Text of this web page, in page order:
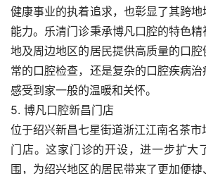
健康事业的执着追求，也彰显了其跨
能力。乐清门诊秉承博凡口腔的特色
地及周边地区的居民提供高质量的口腔
常的口腔检查，还是复杂的口腔疾病
感受到家一般的温暖和关怀。
5. 博凡口腔新昌门店
位于绍兴新昌七星街道浙江江南名茶
门店。这家门诊的开设，进一步扩大
围，为绍兴地区的居民带来了更加便